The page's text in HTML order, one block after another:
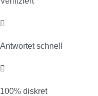
Antwortet schnell
100% diskret